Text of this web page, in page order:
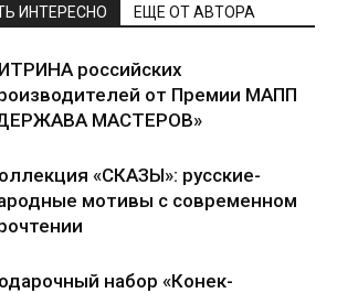
ИНТЕРЕСНО ЕЩЕ ОТ АВТОРА
российских
от Премии МАПП
МАСТЕРОВ»
«СКАЗЫ»: русские-
мотивы с современном
набор «Конек-